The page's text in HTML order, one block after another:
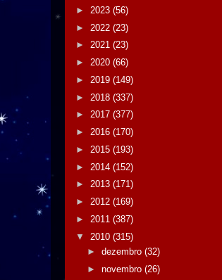
► 2023 (56)
► 2022 (23)
► 2021 (23)
► 2020 (66)
► 2019 (149)
► 2018 (337)
► 2017 (377)
► 2016 (170)
► 2015 (193)
► 2014 (152)
► 2013 (171)
► 2012 (169)
► 2011 (387)
▼ 2010 (315)
► dezembro (32)
► novembro (26)